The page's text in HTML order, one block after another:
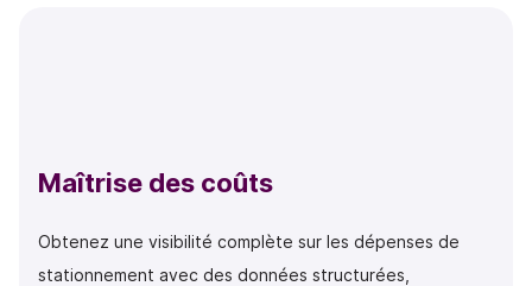
Maîtrise des coûts
Obtenez une visibilité complète sur les dépenses de
stationnement avec des données structurées,